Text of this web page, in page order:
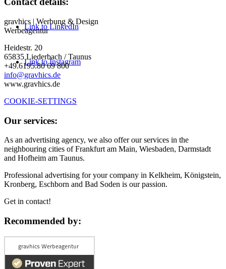
Link to LinkedIn
Link to Instagram
gravhics | Werbung & Design
Werbeagentur
Heidestr. 20
65835 Liederbach / Taunus
+49.6195.80 69 800
info@gravhics.de
www.gravhics.de
COOKIE-SETTINGS
Our services:
As an advertising agency, we also offer our services in the
neighbouring cities of Frankfurt am Main, Wiesbaden, Darmstadt
and Hofheim am Taunus.
Professional advertising for your company in Kelkheim, Königstein,
Kronberg, Eschborn and Bad Soden is our passion.
Get in contact!
Recommended by: